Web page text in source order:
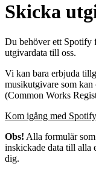
Skicka
Du behöver ett Spotify
utgivardata till oss.
Vi kan bara erbjuda
musikutgivare som
(Common Works
Kom igång med
Obs! Alla formulär
inskickade data till alla
dig.